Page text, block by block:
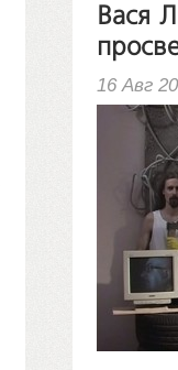
Вася
16 Авг